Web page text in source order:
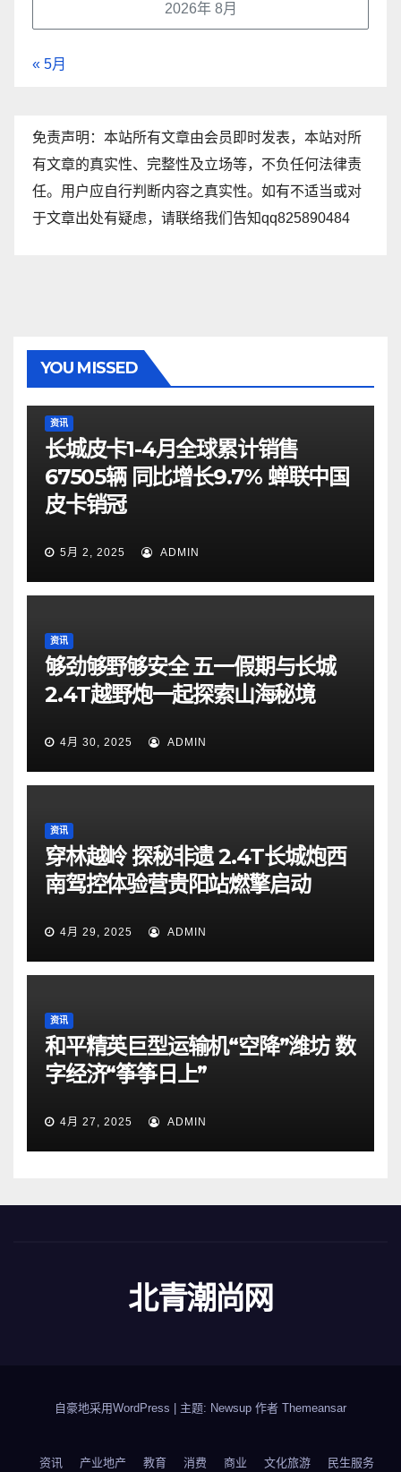
2026年 8月
« 5月
免责声明：本站所有文章由会员即时发表，本站对所
有文章的真实性、完整性及立场等，不负任何法律责
任。用户应自行判断内容之真实性。如有不适当或对
于文章出处有疑虑，请联络我们告知qq825890484
YOU MISSED
资讯
长城皮卡1-4月全球累计销售
67505辆 同比增长9.7% 蝉联中国
皮卡销冠
5月 2, 2025 ADMIN
资讯
够劲够野够安全 五一假期与长城
2.4T越野炮一起探索山海秘境
4月 30, 2025 ADMIN
资讯
穿林越岭 探秘非遗 2.4T长城炮西
南驾控体验营贵阳站燃擎启动
4月 29, 2025 ADMIN
资讯
和平精英巨型运输机“空降”潍坊 数
字经济“筝筝日上”
4月 27, 2025 ADMIN
北青潮尚网
自豪地采用WordPress 主题: Newsup 作者 Themeansar
资讯 产业地产 教育 消费 商业 文化旅游 民生服务